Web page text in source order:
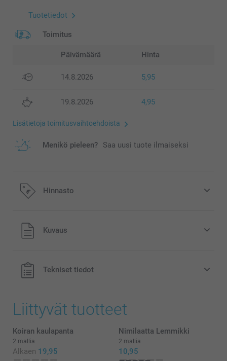
Tuotetiedot
Toimitus
Päivämäärä Hinta
14.8.2026 5,95
19.8.2026 4,95
Lisätietoja toimitusvaihtoehdoista
Menikö pieleen? Saa uusi tuote ilmaiseksi
Hinnasto
Kaikki hinnat ovat euroina, sisältävät arvonlisäveron ja
eivät sisällä postikuluja.
Kuvaus
Tekniset tiedot
Liittyvät tuotteet
Koiran kaulapanta
2 mallia
Alkaen 19,95
Nimilaatta Lemmikki
2 mallia
10,95